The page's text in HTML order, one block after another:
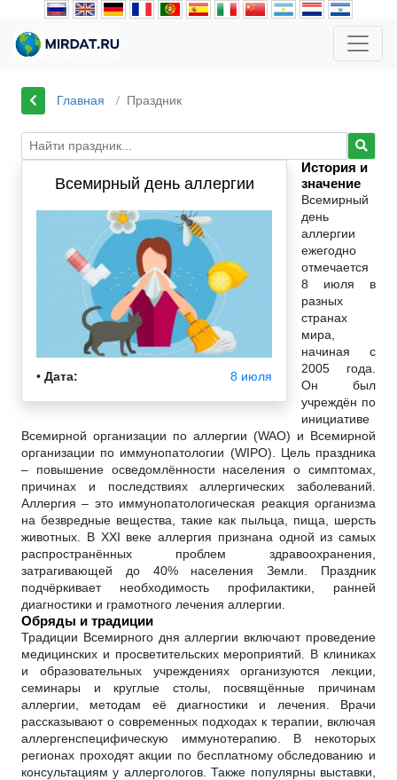
Главная Праздник
Всемирный день аллергии
• Дата: 8 июля
История и
значение
Всемирный
день
аллергии
ежегодно
отмечается
8 июля в
разных
странах
мира,
начиная с
2005 года.
Он был
учреждён по
инициативе
Всемирной организации по аллергии (WAO) и Всемирной
организации по иммунопатологии (WIPO). Цель праздника
– повышение осведомлённости населения о симптомах,
причинах и последствиях аллергических заболеваний.
Аллергия – это иммунопатологическая реакция организма
на безвредные вещества, такие как пыльца, пища, шерсть
животных. В XXI веке аллергия признана одной из самых
распространённых проблем здравоохранения,
затрагивающей до 40% населения Земли. Праздник
подчёркивает необходимость профилактики, ранней
диагностики и грамотного лечения аллергии.
Обряды и традиции
Традиции Всемирного дня аллергии включают проведение
медицинских и просветительских мероприятий. В клиниках
и образовательных учреждениях организуются лекции,
семинары и круглые столы, посвящённые причинам
аллергии, методам её диагностики и лечения. Врачи
рассказывают о современных подходах к терапии, включая
аллергенспецифическую иммунотерапию. В некоторых
регионах проходят акции по бесплатному обследованию и
консультациям у аллергологов. Также популярны выставки,